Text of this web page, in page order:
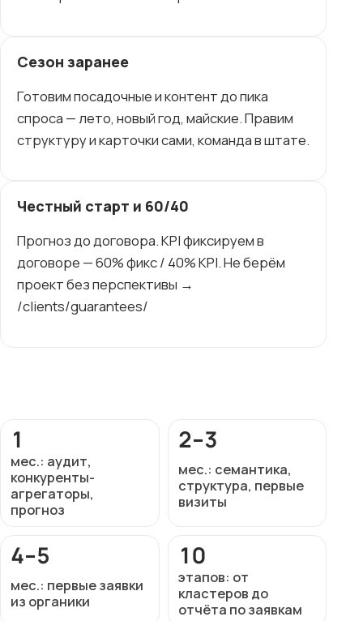
Сезон заранее
Готовим посадочные и контент до пика
спроса — лето, новый год, майские. Правим
структуру и карточки сами, команда в штате.
Честный старт и 60/40
Прогноз до договора. KPI фиксируем в
договоре — 60% фикс / 40% KPI. Не берём
проект без перспективы →
/clients/guarantees/
1
мес.: аудит,
конкуренты-
агрегаторы,
прогноз
2–3
мес.: семантика,
структура, первые
визиты
4–5
мес.: первые заявки
из органики
10
этапов: от
кластеров до
отчёта по заявкам